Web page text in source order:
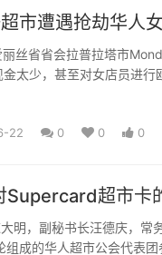
市遭遇抢劫华人
丝省省会拉普拉塔市
太少，甚至对女店员进行
22 0 0 0
Supercard超市卡
明，副秘书长汪德庆，常
成的华人超市公会代表